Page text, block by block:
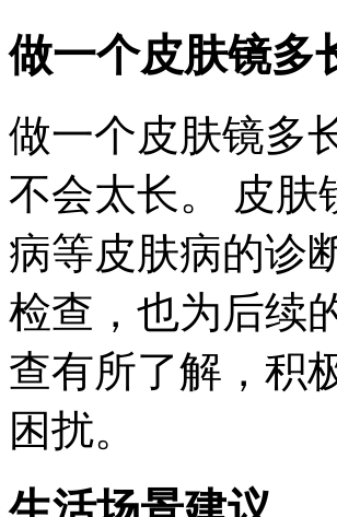
做一个皮肤镜
做一个皮肤镜多
不会太长。 皮肤
病等皮肤病的诊
检查，也为后续
查有所了解，积
困扰。